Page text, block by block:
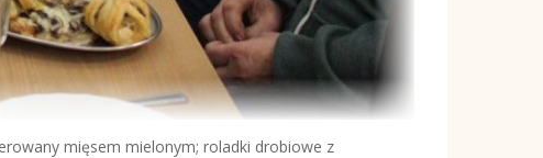
mięsem mielonym; roladki drobiowe z